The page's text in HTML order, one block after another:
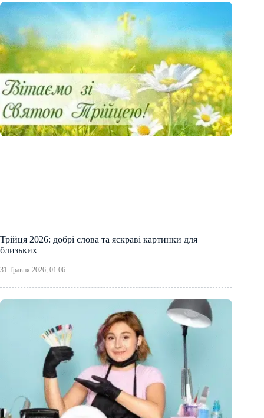
Трійця 2026: добрі слова та яскраві картинки для
близьких
31 Травня 2026, 01:06